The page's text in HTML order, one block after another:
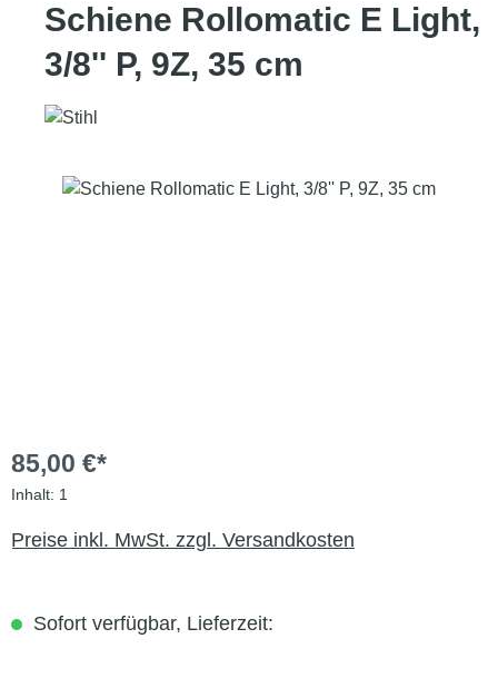
Schiene Rollomatic E Light,
3/8'' P, 9Z, 35 cm
Bildergalerie überspringen
85,00 €*
Inhalt: 1
Preise inkl. MwSt. zzgl. Versandkosten
Sofort verfügbar, Lieferzeit: